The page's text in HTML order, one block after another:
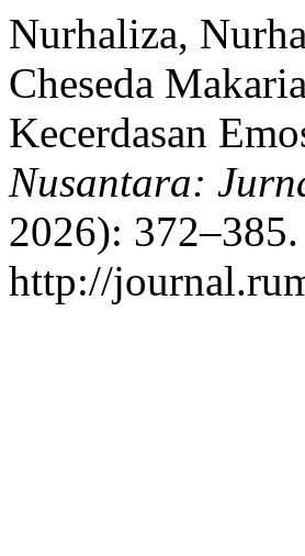
Nurhaliza,
Cheseda
Kecerdasan
Nusantara:
2026):
http://